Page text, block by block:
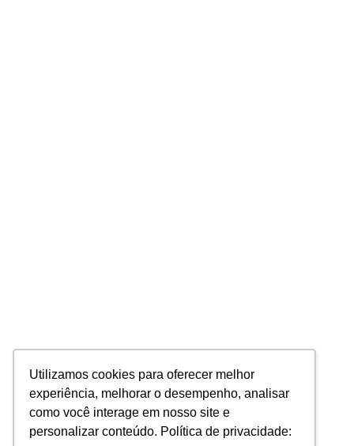
Utilizamos cookies para oferecer melhor
experiência, melhorar o desempenho, analisar
como você interage em nosso site e
personalizar conteúdo. Política de privacidade: